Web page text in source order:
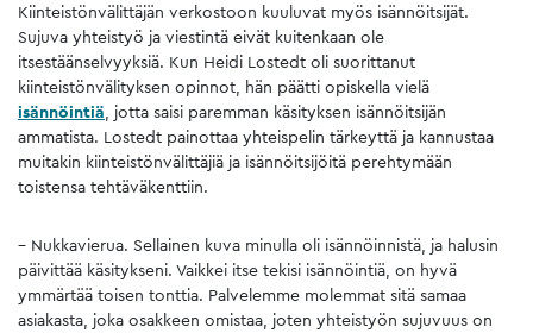
Kiinteistönvälittäjän verkostoon kuuluvat myös isännöitsijät.
Sujuva yhteistyö ja viestintä eivät kuitenkaan ole
itsestäänselvyyksiä. Kun Heidi Lostedt oli suorittanut
kiinteistönvälityksen opinnot, hän päätti opiskella vielä
isännöintiä, jotta saisi paremman käsityksen isännöitsijän
ammatista. Lostedt painottaa yhteispelin tärkeyttä ja kannustaa
muitakin kiinteistönvälittäjiä ja isännöitsijöitä perehtymään
toistensa tehtäväkenttiin.
– Nukkavierua. Sellainen kuva minulla oli isännöinnistä, ja halusin
päivittää käsitykseni. Vaikkei itse tekisi isännöintiä, on hyvä
ymmärtää toisen tonttia. Palvelemme molemmat sitä samaa
asiakasta, joka osakkeen omistaa, joten yhteistyön sujuvuus on